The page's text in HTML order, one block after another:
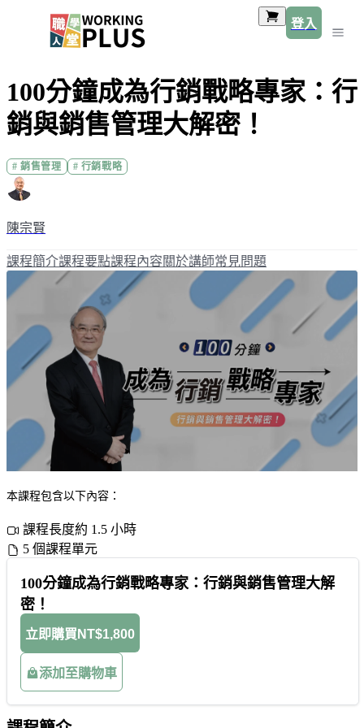
登入
100分鐘成為行銷戰略專家：行
銷與銷售管理大解密！
#銷售管理 # 行銷戰略
陳宗賢
課程簡介課程要點課程內容關於講師常見問題
本課程包含以下內容：
課程長度約 1.5 小時
5 個課程單元
100分鐘成為行銷戰略專家：行銷與銷售管理大解
密！
立即購買 NT$1,800
添加至購物車